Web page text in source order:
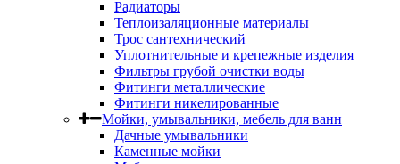
Радиаторы
Теплоизаляционные материалы
Трос сантехнический
Уплотнительные и крепежные изделия
Фильтры грубой очистки воды
Фитинги металлические
Фитинги никелированные
Мойки, умывальники, мебель для ванн
Дачные умывальники
Каменные мойки